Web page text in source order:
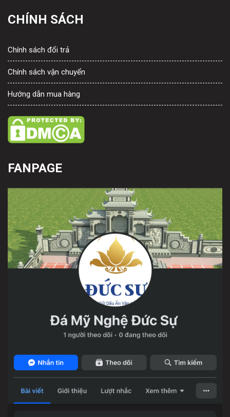
CHÍNH SÁCH
Chính sách đổi trả
Chính sách vận chuyển
Hướng dẫn mua hàng
FANPAGE